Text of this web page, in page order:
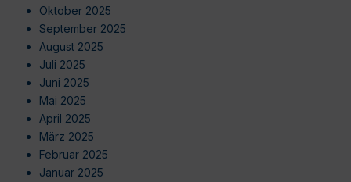
Oktober 2025
September 2025
August 2025
Juli 2025
Juni 2025
Mai 2025
April 2025
März 2025
Februar 2025
Januar 2025